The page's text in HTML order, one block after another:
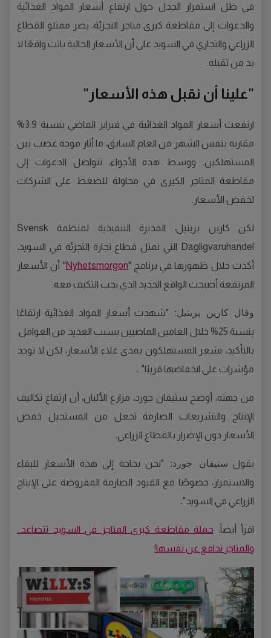
في ظل استمرار الجدل حول ارتفاع أسعار المواد الغذائية
والدعوات إلى مقاطعة كبرى متاجر التجزئة، يصر ممثلو القطاع
الزراعي والتجاري في السويد على أن الأسعار الحالية باتت واقعًا لا
بد من تقبله.
"علينا أن نقبل هذه الأسعار"
ارتفعت أسعار المواد الغذائية في فبراير الماضي بنسبة 3.9%
مقارنة بنفس الشهر من العام السابق، ما أثار موجة غضب بين
المستهلكين. ووسط هذه الأجواء، تتواصل الدعوات إلى
مقاطعة المتاجر الكبرى في محاولة للضغط على الشركات
لخفض الأسعار.
لكن كارين برينيل، المديرة التنفيذية لمنظمة Svensk
Dagligvaruhandel التي تمثل قطاع تجارة التجزئة في السويد،
أكدت خلال ظهورها في برنامج "Nyhetsmorgon" أن الأسعار
المرتفعة أصبحت الواقع الجديد الذي يجب التكيف معه.
وقال كارين برينيل:
"شهدت أسعار المواد الغذائية ارتفاعًا
بنسبة 25% خلال العامين الماضيين بسبب العديد من العوامل.
بالتأكيد، يشعر المستهلكون بمدى غلاء الأسعار، لكن لا توجد
مؤشرات على انخفاضها قريبًا" .
من جهته، أوضح ستيفان جورد، مزارع الألبان، أن ارتفاع تكاليف
الإنتاج والتشريعات الصارمة تجعل من المستحيل خفض
الأسعار دون الإضرار بالقطاع الزراعي.
يقول ستيفان جورد:
"نحن بحاجة إلى هذه الأسعار للبقاء
والاستمرار، خصوصًا مع القيود الصارمة المفروضة على الإنتاج
الزراعي في السويد".
اقرأ أيضاً: حملة مقاطعة كبرى المتاجر في السويد تتصاعد..
والمتاجر تدافع عن نفسها!